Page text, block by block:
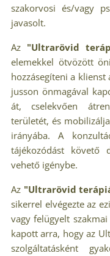
szakorvosi és/vagy
javasolt.
Az "Ultrarövid
elemekkel ötvözött
hozzásegíteni a
jusson önmagával
át, cselekvően
területét, és
irányába. A
tájékozódást követő
vehető igénybe.
Az "Ultrarövid
sikerrel elvégezte az
vagy felügyelt
kapott arra, hogy az
szolgáltatásként